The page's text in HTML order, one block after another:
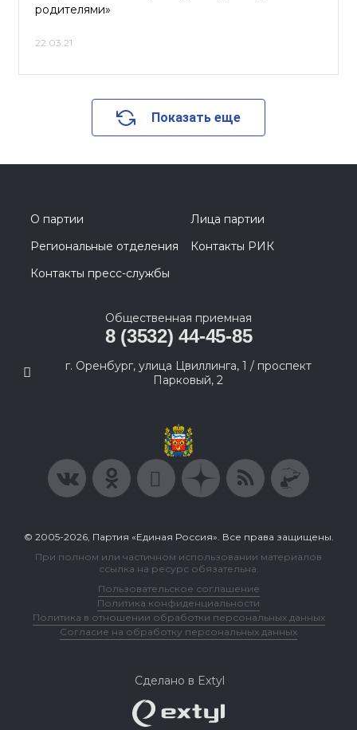
родителями»
22.03.21
Показать еще
О партии
Лица партии
Региональные отделения
Контакты РИК
Контакты пресс-службы
Общественная приемная
8 (3532) 44-45-85
г. Оренбург, улица Цвиллинга, 1 / проспект
Парковый, 2
© 2005-2026, Партия «Единая Россия». Все права защищены.
При полном или частичном использовании материалов
ссылка на ресурс обязательна.
Пользовательское соглашение
Политика конфиденциальности
Политика в отношении обработки персональных данных
Согласие на обработку персональных данных
Сделано в Extyl